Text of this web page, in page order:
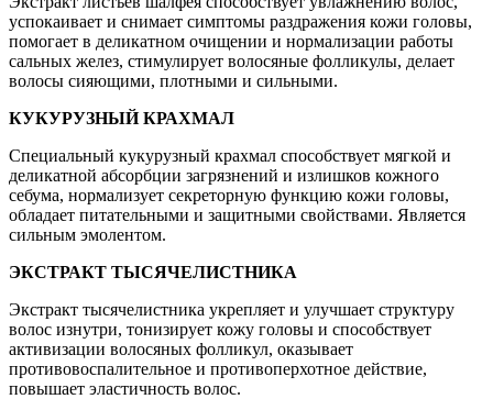
успокаивает и снимает симптомы раздражения кожи головы,
помогает в деликатном очищении и нормализации работы
сальных желез, стимулирует волосяные фолликулы, делает
волосы сияющими, плотными и сильными.
КУКУРУЗНЫЙ КРАХМАЛ
Специальный кукурузный крахмал способствует мягкой и
деликатной абсорбции загрязнений и излишков кожного
себума, нормализует секреторную функцию кожи головы,
обладает питательными и защитными свойствами. Является
сильным эмолентом.
ЭКСТРАКТ ТЫСЯЧЕЛИСТНИКА
Экстракт тысячелистника укрепляет и улучшает структуру
волос изнутри, тонизирует кожу головы и способствует
активизации волосяных фолликул, оказывает
противовоспалительное и противоперхотное действие,
повышает эластичность волос.